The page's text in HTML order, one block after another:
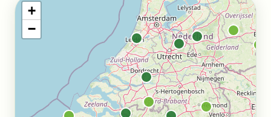
+
−